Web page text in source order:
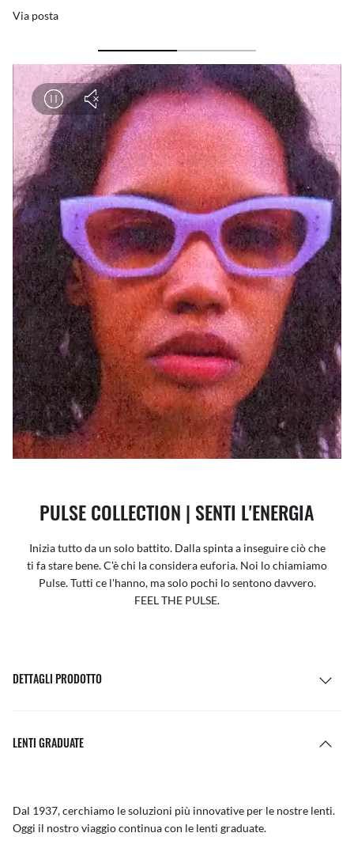
Via posta
PULSE COLLECTION | SENTI L'ENERGIA
Inizia tutto da un solo battito. Dalla spinta a inseguire ciò che
ti fa stare bene. C'è chi la considera euforia. Noi lo chiamiamo
Pulse. Tutti ce l'hanno, ma solo pochi lo sentono davvero.
FEEL THE PULSE.
DETTAGLI PRODOTTO
LENTI GRADUATE
Dal 1937, cerchiamo le soluzioni più innovative per le nostre lenti.
Oggi il nostro viaggio continua con le lenti graduate.